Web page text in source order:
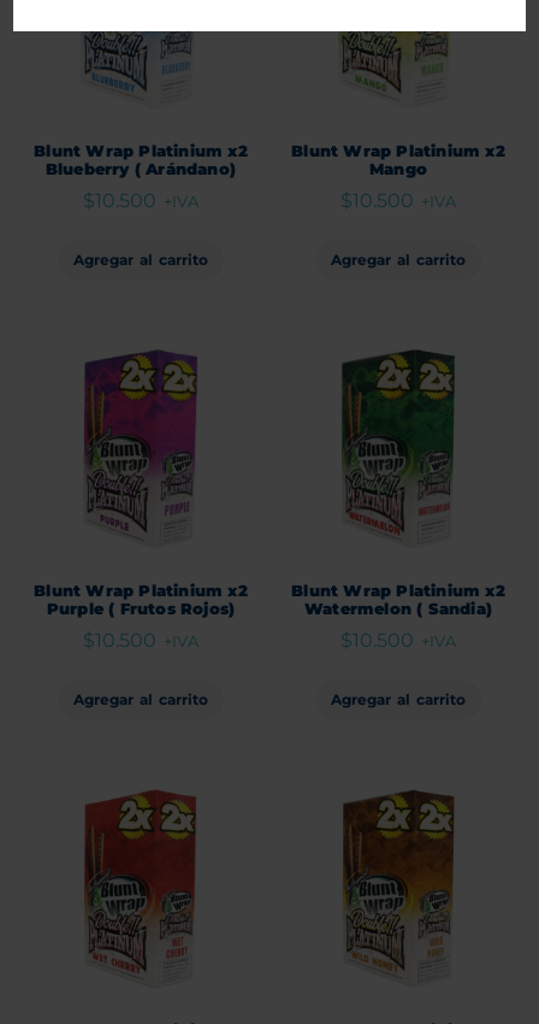
Blunt Wrap Platinium x2
Blueberry ( Arándano)
$10.500 +IVA
Agregar al carrito
Blunt Wrap Platinium x2
Mango
$10.500 +IVA
Agregar al carrito
Blunt Wrap Platinium x2
Purple ( Frutos Rojos)
$10.500 +IVA
Agregar al carrito
Blunt Wrap Platinium x2
Watermelon ( Sandia)
$10.500 +IVA
Agregar al carrito